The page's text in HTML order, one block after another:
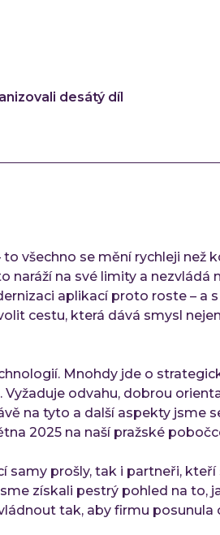
desátý díl
všechno se mění rychleji než
naráží na své limity a nezvládá
aplikací proto roste – a
cestu, která dává smysl nejen
Mnohdy jde o
odvahu, dobrou
na tyto a další aspekty jsme
2025 na naší pražské
samy prošly, tak i partneři, kteří
získali pestrý pohled na to,
tak, aby firmu posunula